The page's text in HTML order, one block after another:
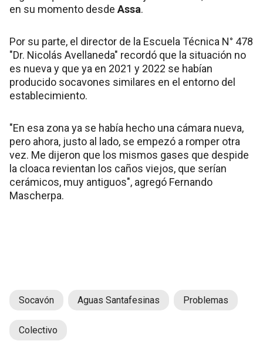
en su momento desde Assa.
Por su parte, el director de la Escuela Técnica N° 478
"Dr. Nicolás Avellaneda" recordó que la situación no
es nueva y que ya en 2021 y 2022 se habían
producido socavones similares en el entorno del
establecimiento.
"En esa zona ya se había hecho una cámara nueva,
pero ahora, justo al lado, se empezó a romper otra
vez. Me dijeron que los mismos gases que despide
la cloaca revientan los caños viejos, que serían
cerámicos, muy antiguos", agregó Fernando
Mascherpa.
Socavón Aguas Santafesinas Problemas
Colectivo